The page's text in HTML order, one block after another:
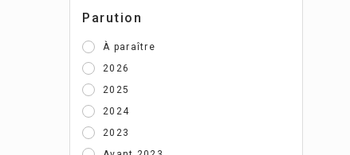
Parution
À paraître
2026
2025
2024
2023